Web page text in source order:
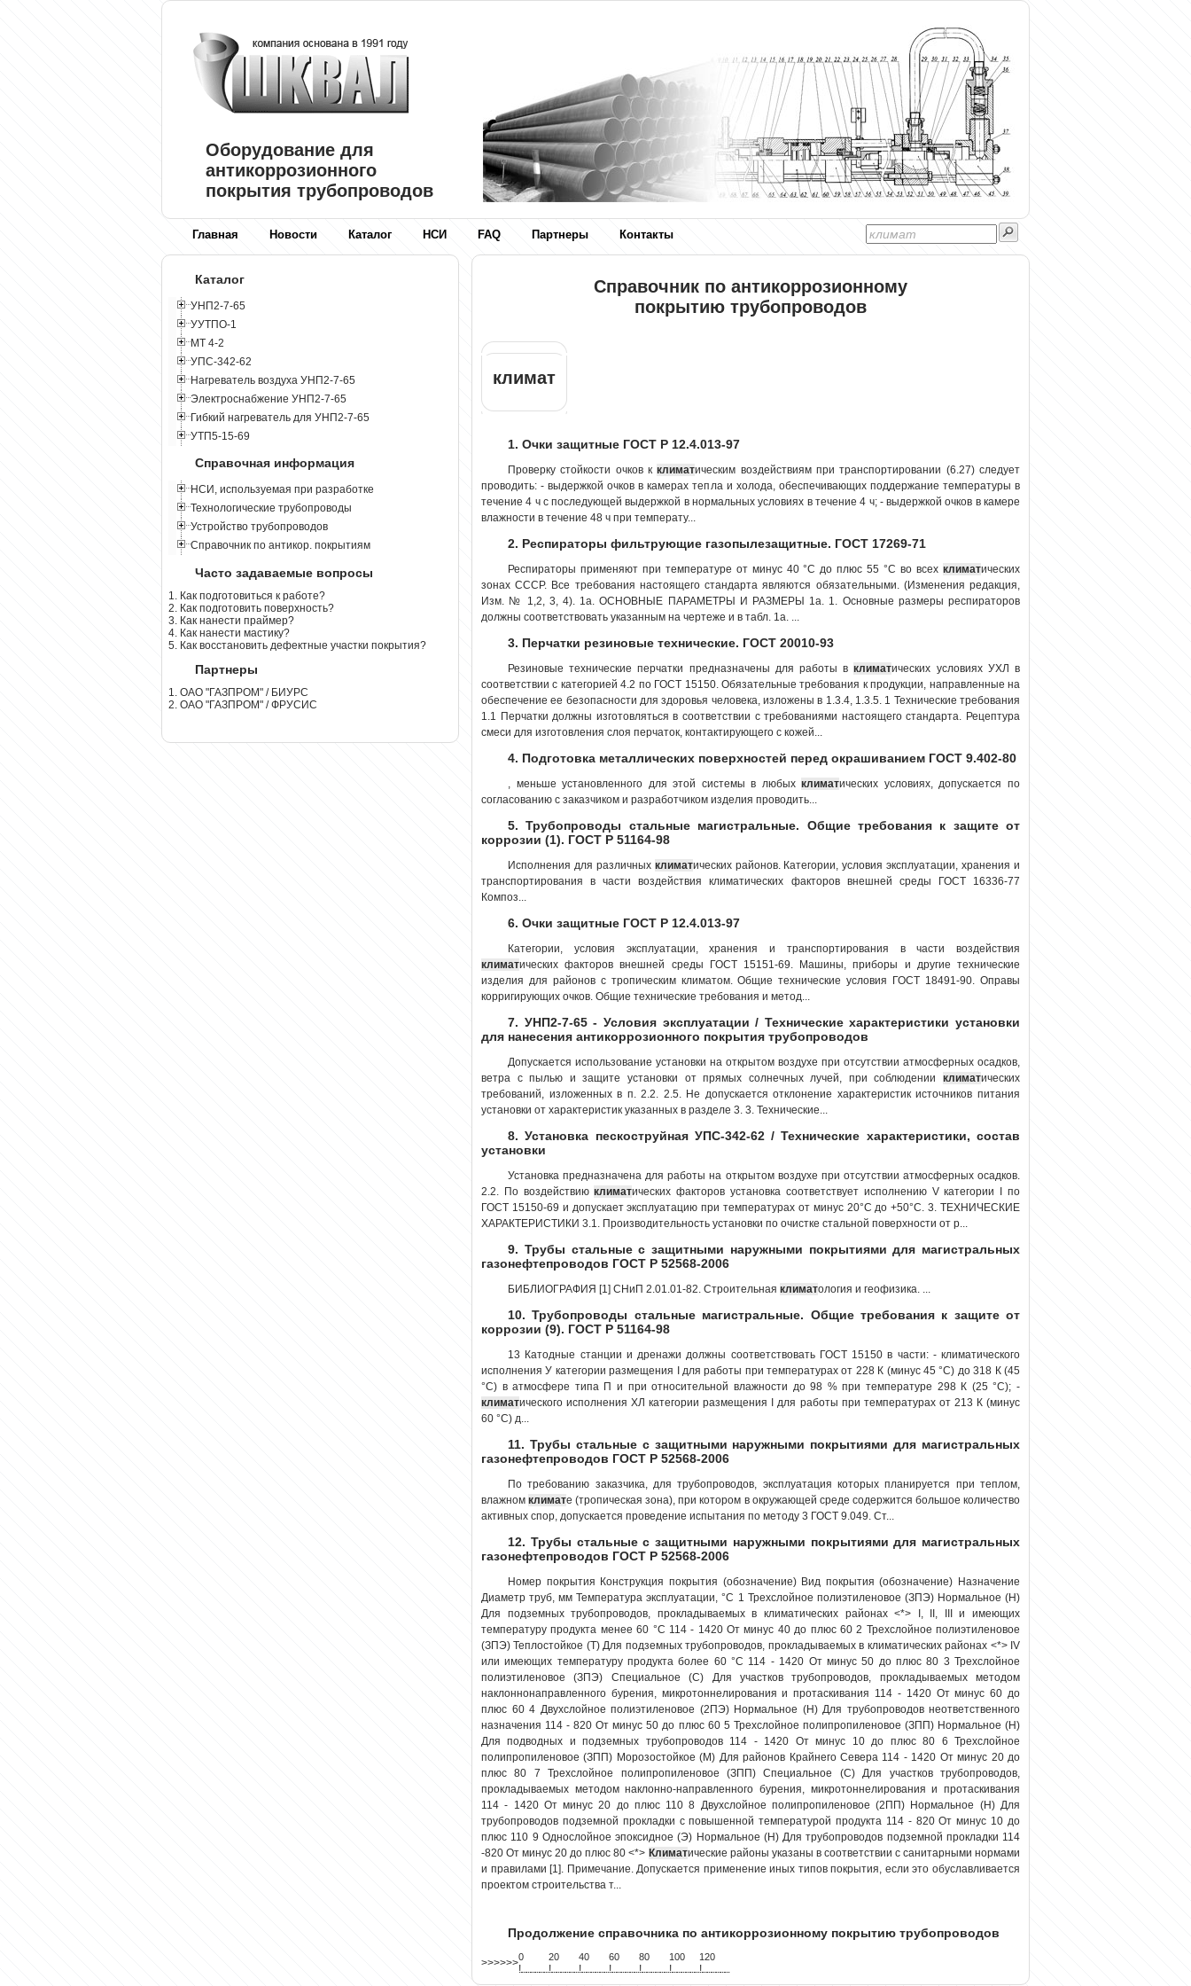
Оборудование для
антикоррозионного
покрытия трубопроводов
Главная Новости Каталог НСИ FAQ Партнеры Контакты
Справочник по антикоррозионному
покрытию трубопроводов
климат
1. Очки защитные ГОСТ Р 12.4.013-97
Проверку стойкости очков кклиматическим воздействиям при транспортировании (6.27) следует
проводить: - выдержкой очков в камерах тепла и холода, обеспечивающих поддержание температуры в
течение 4 ч с последующей выдержкой в нормальных условиях в течение 4 ч; - выдержкой очков в камере
влажности в течение 48 ч при температу...
2. Респираторы фильтрующие газопылезащитные. ГОСТ 17269-71
Респираторы применяют при температуре от минус 40 °С до плюс 55 °С во всех климатических
зонах СССР. Все требования настоящего стандарта являются обязательными. (Изменения редакция,
Изм. № 1,2, 3, 4). 1а. ОСНОВНЫЕ ПАРАМЕТРЫ И РАЗМЕРЫ 1а. 1. Основные размеры респираторов
должны соответствовать указанным на чертеже и в табл. 1а. ...
3. Перчатки резиновые технические. ГОСТ 20010-93
Резиновые технические перчатки предназначены для работы вклиматических условиях УХЛ в
соответствии с категорией 4.2 по ГОСТ 15150. Обязательные требования к продукции, направленные на
обеспечение ее безопасности для здоровья человека, изложены в 1.3.4, 1.3.5. 1 Технические требования
1.1 Перчатки должны изготовляться в соответствии с требованиями настоящего стандарта. Рецептура
смеси для изготовления слоя перчаток, контактирующего с кожей...
4. Подготовка металлических поверхностей перед окрашиванием ГОСТ 9.402-80
, меньше установленного для этой системы в любыхклиматических условиях, допускается по
согласованию с заказчиком и разработчиком изделия проводить...
5. Трубопроводы стальные магистральные. Общие требования к защите от
коррозии (1). ГОСТ Р 51164-98
Исполнения для различных климатических районов. Категории, условия эксплуатации, хранения и
транспортирования в части воздействия климатических факторов внешней среды ГОСТ 16336-77
Композ...
6. Очки защитные ГОСТ Р 12.4.013-97
Категории, условия эксплуатации, хранения и транспортирования в части воздействия
климатических факторов внешней среды ГОСТ 15151-69. Машины, приборы и другие технические
изделия для районов с тропическим климатом. Общие технические условия ГОСТ 18491-90. Оправы
корригирующих очков. Общие технические требования и метод...
7. УНП2-7-65 - Условия эксплуатации / Технические характеристики установки
для нанесения антикоррозионного покрытия трубопроводов
Допускается использование установки на открытом воздухе при отсутствии атмосферных осадков,
ветра с пылью и защите установки от прямых солнечных лучей, при соблюдении климатических
требований, изложенных в п. 2.2. 2.5. Не допускается отклонение характеристик источников питания
установки от характеристик указанных в разделе 3. 3. Технические...
8. Установка пескоструйная УПС-342-62 / Технические характеристики, состав
установки
Установка предназначена для работы на открытом воздухе при отсутствии атмосферных осадков.
2.2. По воздействиюклиматических факторов установка соответствует исполнению V категории I по
ГОСТ 15150-69 и допускает эксплуатацию при температурах от минус 20°С до +50°С. 3. ТЕХНИЧЕСКИЕ
ХАРАКТЕРИСТИКИ 3.1. Производительность установки по очистке стальной поверхности от р...
9. Трубы стальные с защитными наружными покрытиями для магистральных
газонефтепроводов ГОСТ Р 52568-2006
БИБЛИОГРАФИЯ [1] СНиП 2.01.01-82. Строительная климатология и геофизика. ...
10. Трубопроводы стальные магистральные. Общие требования к защите от
коррозии (9). ГОСТ Р 51164-98
13 Катодные станции и дренажи должны соответствовать ГОСТ 15150 в части: - климатического
исполнения У категории размещения I для работы при температурах от 228 К (минус 45 °С) до 318 К (45
°С) в атмосфере типа П и при относительной влажности до 98 % при температуре 298 К (25 °С); -
климатического исполнения ХЛ категории размещения I для работы при температурах от 213 К (минус
60 °С) д...
11. Трубы стальные с защитными наружными покрытиями для магистральных
газонефтепроводов ГОСТ Р 52568-2006
По требованию заказчика, для трубопроводов, эксплуатация которых планируется при теплом,
влажномклимате (тропическая зона), при котором в окружающей среде содержится большое количество
активных спор, допускается проведение испытания по методу 3 ГОСТ 9.049. Ст...
12. Трубы стальные с защитными наружными покрытиями для магистральных
газонефтепроводов ГОСТ Р 52568-2006
Номер покрытия Конструкция покрытия (обозначение) Вид покрытия (обозначение) Назначение
Диаметр труб, мм Температура эксплуатации, °С 1 Трехслойное полиэтиленовое (ЗПЭ) Нормальное (Н)
Для подземных трубопроводов, прокладываемых в климатических районах <*> I, II, III и имеющих
температуру продукта менее 60 °С 114 - 1420 От минус 40 до плюс 60 2 Трехслойное полиэтиленовое
(ЗПЭ) Теплостойкое (Т) Для подземных трубопроводов, прокладываемых в климатических районах <*> IV
или имеющих температуру продукта более 60 °С 114 - 1420 От минус 50 до плюс 80 3 Трехслойное
полиэтиленовое (ЗПЭ) Специальное (С) Для участков трубопроводов, прокладываемых методом
наклоннонаправленного бурения, микротоннелирования и протаскивания 114 - 1420 От минус 60 до
плюс 60 4 Двухслойное полиэтиленовое (2ПЭ) Нормальное (Н) Для трубопроводов неответственного
назначения 114 - 820 От минус 50 до плюс 60 5 Трехслойное полипропиленовое (ЗПП) Нормальное (Н)
Для подводных и подземных трубопроводов 114 - 1420 От минус 10 до плюс 80 6 Трехслойное
полипропиленовое (ЗПП) Морозостойкое (М) Для районов Крайнего Севера 114 - 1420 От минус 20 до
плюс 80 7 Трехслойное полипропиленовое (ЗПП) Специальное (С) Для участков трубопроводов,
прокладываемых методом наклонно-направленного бурения, микротоннелирования и протаскивания
114 - 1420 От минус 20 до плюс 110 8 Двухслойное полипропиленовое (2ПП) Нормальное (Н) Для
трубопроводов подземной прокладки с повышенной температурой продукта 114 - 820 От минус 10 до
плюс 110 9 Однослойное эпоксидное (Э) Нормальное (Н) Для трубопроводов подземной прокладки 114
-820 От минус 20 до плюс 80 <*> Климатические районы указаны в соответствии с санитарными нормами
и правилами [1]. Примечание. Допускается применение иных типов покрытия, если это обуславливается
проектом строительства т...
Продолжение справочника по антикоррозионному покрытию трубопроводов
>>>>>>0
!...................
20
!...................
40
!...................
60
!...................
80
!...................
100
!...................
120
!...................
Каталог
УНП2-7-65
УУТПО-1
МТ 4-2
УПС-342-62
Нагреватель воздуха УНП2-7-65
Электроснабжение УНП2-7-65
Гибкий нагреватель для УНП2-7-65
УТП5-15-69
Справочная информация
НСИ, используемая при разработке
Технологические трубопроводы
Устройство трубопроводов
Справочник по антикор. покрытиям
Часто задаваемые вопросы
1. Как подготовиться к работе?
2. Как подготовить поверхность?
3. Как нанести праймер?
4. Как нанести мастику?
5. Как восстановить дефектные участки покрытия?
Партнеры
1. ОАО "ГАЗПРОМ" / БИУРС
2. ОАО "ГАЗПРОМ" / ФРУСИС